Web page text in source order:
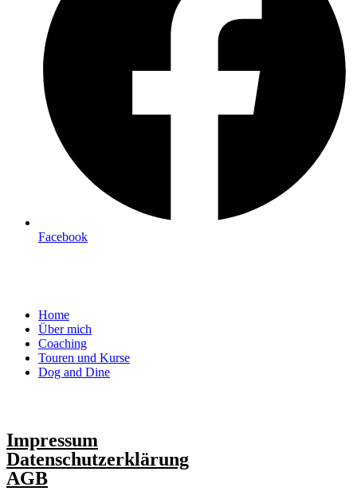
Facebook
Menu
Home
Über mich
Coaching
Touren und Kurse
Dog and Dine
Impressum
Datenschutzerklärung
AGB